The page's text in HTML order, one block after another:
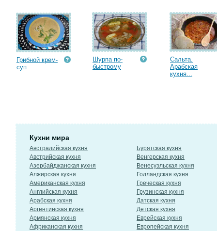
Грибной крем-
суп
Шурпа по-
быстрому
Сальта.
Арабская
кухня...
Кухни мира
Австралийская кухня
Австрийская кухня
Азербайджанская кухня
Алжирская кухня
Американская кухня
Английская кухня
Арабская кухня
Аргентинская кухня
Армянская кухня
Африканская кухня
Бурятская кухня
Венгерская кухня
Венесуэльская кухня
Голландская кухня
Греческая кухня
Грузинская кухня
Датская кухня
Детская кухня
Еврейская кухня
Европейская кухня